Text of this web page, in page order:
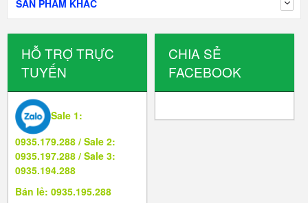
SẢN PHẨM KHÁC
HỖ TRỢ TRỰC
TUYẾN
Sale 1:
0935.179.288 / Sale 2:
0935.197.288 / Sale 3:
0935.194.288
Bán lẻ: 0935.195.288
CHIA SẺ
FACEBOOK